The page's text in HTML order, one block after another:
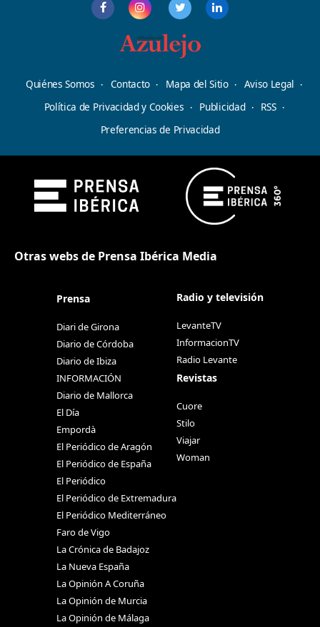
Quiénes Somos Contacto Mapa del Sitio
Aviso Legal
Política de Privacidad y Cookies
Publicidad
RSS
Preferencias de Privacidad
Otras webs de Prensa Ibérica Media
Prensa
Diari de Girona
Diario de Córdoba
Diario de Ibiza
INFORMACIÓN
Diario de Mallorca
El Día
Empordà
El Periódico de Aragón
El Periódico de España
El Periódico
El Periódico de Extremadura
El Periódico Mediterráneo
Faro de Vigo
La Crónica de Badajoz
La Nueva España
La Opinión A Coruña
La Opinión de Murcia
La Opinión de Málaga
Radio y televisión
LevanteTV
InformacionTV
Radio Levante
Revistas
Cuore
Stilo
Viajar
Woman